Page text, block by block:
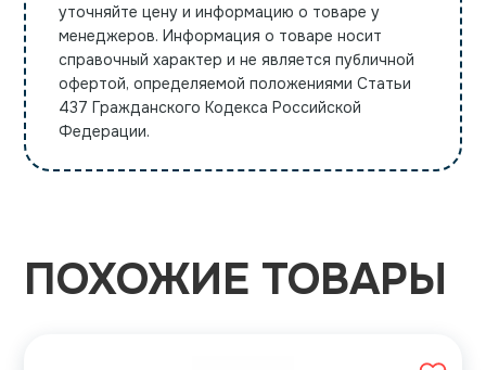
уточняйте цену и информацию о товаре у
менеджеров. Информация о товаре носит
справочный характер и не является публичной
офертой, определяемой положениями Статьи
437 Гражданского Кодекса Российской
Федерации.
ПОХОЖИЕ ТОВАРЫ